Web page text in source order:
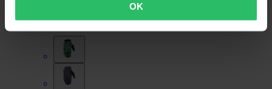
OK
Crosshandschoenen Kinderen Fist Stocker